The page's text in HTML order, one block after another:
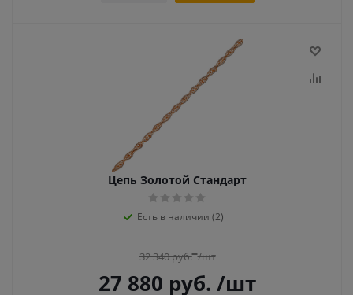
Цепь Золотой Стандарт
Есть в наличии (2)
32 340руб. /шт
27 880 руб. /шт